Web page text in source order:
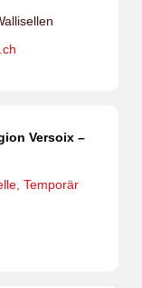
Versoix –
Temporär